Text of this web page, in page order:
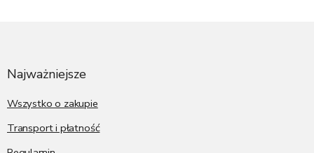
Najważniejsze
Wszystko o zakupie
Transport i płatność